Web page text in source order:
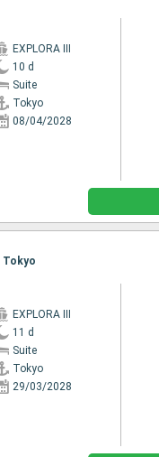
EXPLORA III
10 d
Suite
Tokyo
08/04/2028
Tokyo
EXPLORA III
11 d
Suite
Tokyo
29/03/2028